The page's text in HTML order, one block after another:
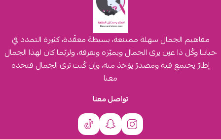
مفاهيم الجمال سهلة ممتنعة، بسيطة معقّدة، كثيرة التمدد في
حياتنا وكُل ذا عين يرى الجمال ويميّزه ويعرفه، ولربّما كان لهذا الجمال
إطارٌ يجتمع فيه ومصدرٌ يؤخذ منه، وإن كُنت ترى الجمال فتجده
معنا
تواصل معنا